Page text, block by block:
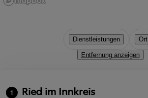
Dienstleistungen Ort
Entfernung anzeigen
1 Ried im Innkreis